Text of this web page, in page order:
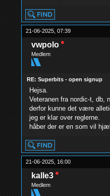
21-06-2025, 07:39
vwpolo
Medlem
RE: Superbits - open signup
Hejsa.
Veteranen fra nordic-t, db,
derfor kunne det være
jeg er klar over reglerne.
håber der er en som vil
21-06-2025, 16:00
kalle3
Medlem